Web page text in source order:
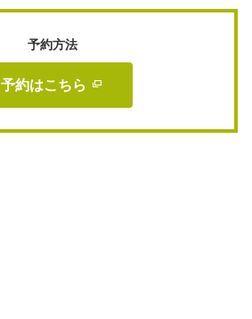
予約方法
予約はこちら